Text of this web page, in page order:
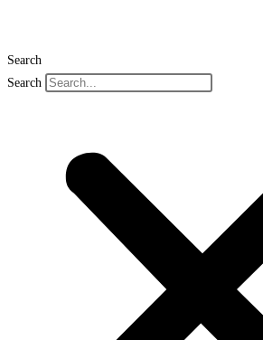
Search
Search